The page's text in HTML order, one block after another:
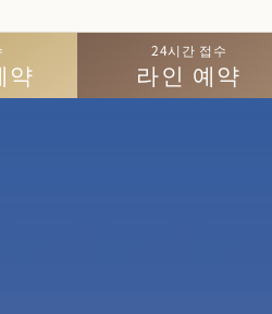
약
24시간 접수
라인 예약